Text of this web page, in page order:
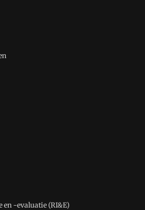
-evaluatie (RI&E)